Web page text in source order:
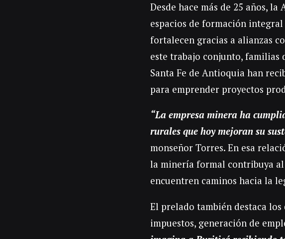
Desde hace más de 25 años,
espacios de formación
fortalecen gracias a alianzas
este trabajo conjunto, familias
Santa Fe de Antioquia han
para emprender proyectos
“La empresa minera ha
rurales que hoy mejoran su
monseñor Torres. En esa
la minería formal contribuya
encuentren caminos hacia la
El prelado también destaca
impuestos, generación de